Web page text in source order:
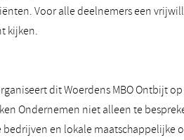
Voor alle deelnemers een
kijken.
dit Woerdens MBO Ontbijt
Ondernemen niet alleen te
bedrijven en lokale maatschappelijke